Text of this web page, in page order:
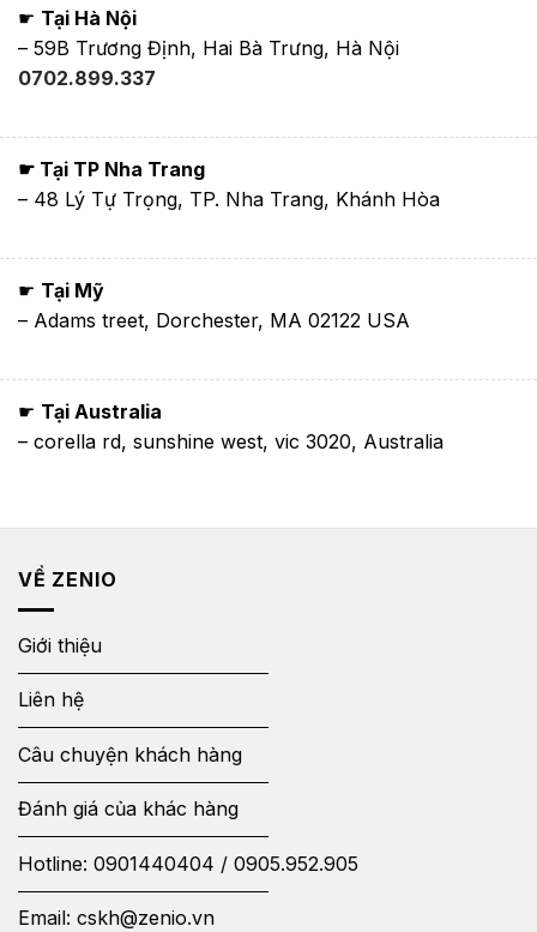
☛ Tại Hà Nội
– 59B Trương Định, Hai Bà Trưng, Hà Nội
0702.899.337
☛ Tại TP Nha Trang
– 48 Lý Tự Trọng, TP. Nha Trang, Khánh Hòa
☛ Tại Mỹ
– Adams treet, Dorchester, MA 02122 USA
☛ Tại Australia
– corella rd, sunshine west, vic 3020, Australia
VỀ ZENIO
Giới thiệu
Liên hệ
Câu chuyện khách hàng
Đánh giá của khác hàng
Hotline: 0901440404 / 0905.952.905
Email: cskh@zenio.vn